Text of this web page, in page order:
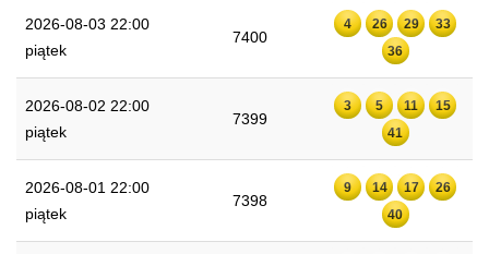
2026-08-03 22:00
piątek
7400
4 26 29
33
36
2026-08-02 22:00
piątek
7399
3 5 11
15
41
2026-08-01 22:00
piątek
7398
9 14 17
26
40